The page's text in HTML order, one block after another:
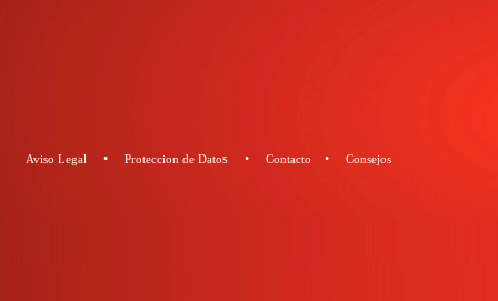
Aviso Legal • Proteccion de Datos • Contacto • Consejos